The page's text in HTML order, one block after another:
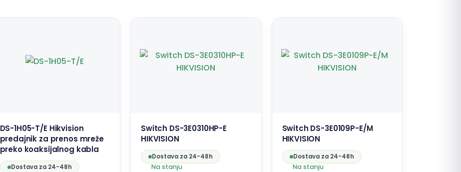
DS-1H05-T/E Hikvision
predajnik za prenos mreže
preko koaksijalnog kabla
Dostava za 24-48h
Switch DS-3E0310HP-E
HIKVISION
Dostava za 24-48h
Na stanju
Switch DS-3E0109P-E/M
HIKVISION
Dostava za 24-48h
Na stanju